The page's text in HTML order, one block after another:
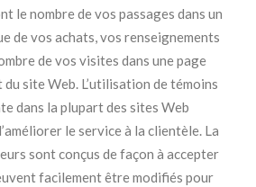
le nombre de vos passages dans un
de vos achats, vos renseignements
de vos visites dans une page
site Web. L’utilisation de témoins
dans la plupart des sites Web
le service à la clientèle. La
sont conçus de façon à accepter
facilement être modifiés pour